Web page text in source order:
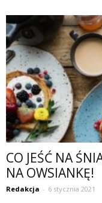
CO JEŚĆ NA
NA OWSIANKĘ!
Redakcja - 6 stycznia 2021